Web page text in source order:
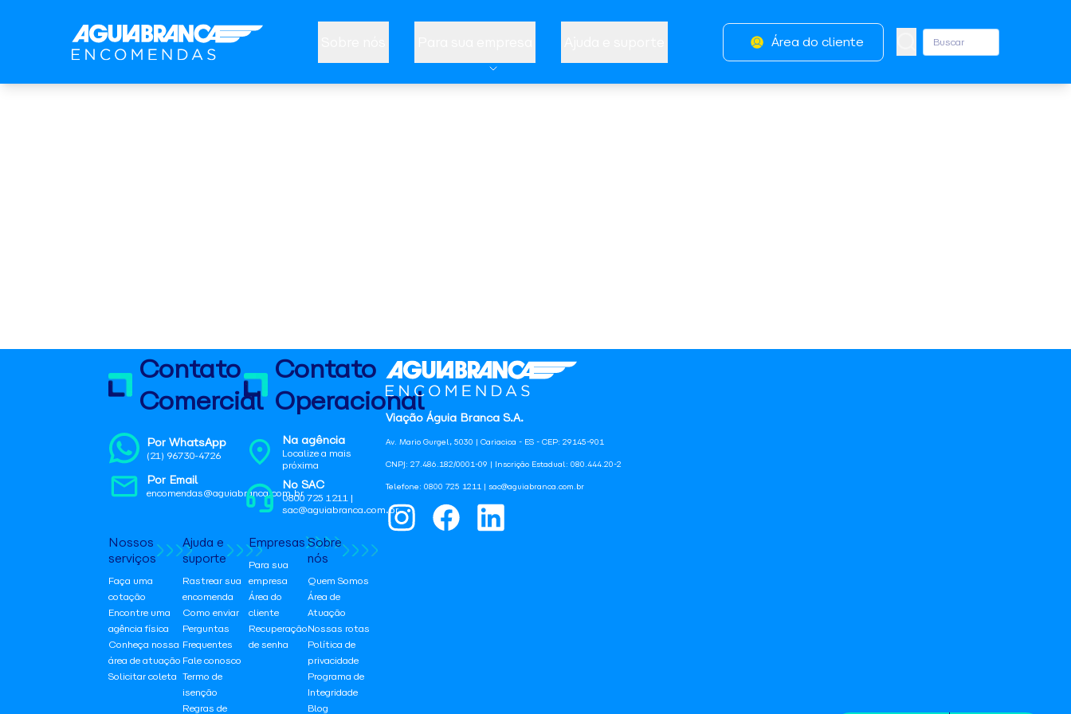
Área do cliente
Viação Águia Branca S.A.
Av. Mario Gurgel, 5030 | Cariacica - ES - CEP: 29145-901
CNPJ: 27.486.182/0001-09 | Inscrição Estadual: 080.444.20-2
Telefone: 0800 725 1211 | sac@aguiabranca.com.br
Contato
Comercial
Por WhatsApp
(21) 96730-4726
Por Email
encomendas@aguiabranca.com.br
Contato
Operacional
Na agência
Localize a mais
próxima
No SAC
0800 725 1211 |
sac@aguiabranca.com.br
Nossos
serviços
Faça uma
cotação
Encontre uma
agência física
Conheça nossa
área de atuação
Solicitar coleta
Ajuda e
suporte
Rastrear sua
encomenda
Como enviar
Perguntas
Frequentes
Fale conosco
Termo de
isenção
Regras de
Empresas
Para sua
empresa
Área do
cliente
Recuperação
de senha
Sobre
nós
Quem Somos
Área de
Atuação
Nossas rotas
Política de
privacidade
Programa de
Integridade
Blog